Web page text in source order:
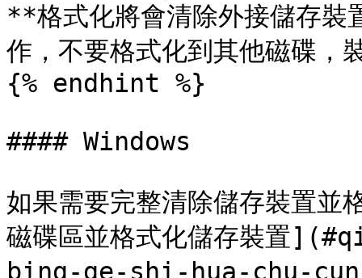
**格式化將會清除外接儲存裝
作，不要格式化到其他磁碟，
{% endhint %}
#### Windows
如果需要完整清除儲存裝置並
磁碟區並格式化儲存裝置
bing-ge-shi-hua-chu-